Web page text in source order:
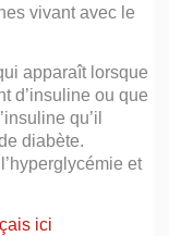
vivant avec le
apparaît lorsque
d’insuline ou que
qu’il
diabète.
et
ici